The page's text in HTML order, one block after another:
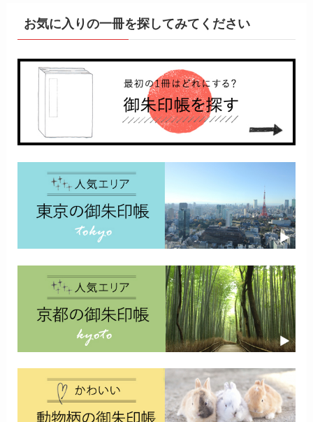
お気に入りの一冊を探してみてください